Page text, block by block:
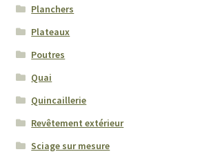
Musée du bois
My Account
Panier
Planchers
Plateaux
Poutres
Quai
Quincaillerie
Revêtement extérieur
Sciage sur mesure